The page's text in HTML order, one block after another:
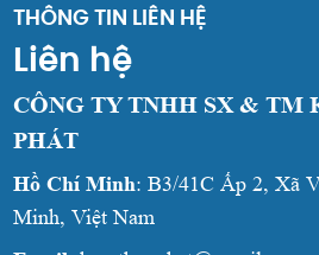
THÔNG TIN LIÊN HỆ
Liên hệ
CÔNG TY TNHH SX & TM
PHÁT
Hồ Chí Minh: B3/41C Ấp 2, Xã
Minh, Việt Nam